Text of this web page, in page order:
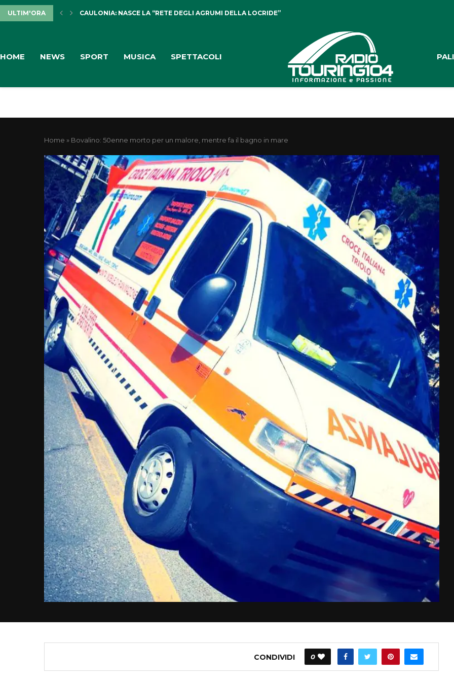
ULTIM'ORA CAULONIA: NASCE LA “RETE DEGLI AGRUMI DELLA LOCRIDE”
HOME NEWS SPORT MUSICA SPETTACOLI
Home » Bovalino: 50enne morto per un malore, mentre fa il bagno in mare
CONDIVIDI 0